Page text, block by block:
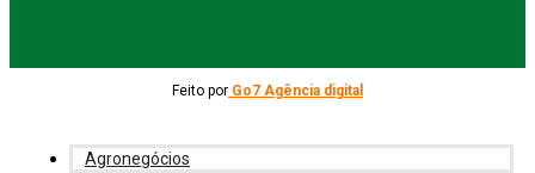
Feito por Go7 Agência digital
Agronegócios